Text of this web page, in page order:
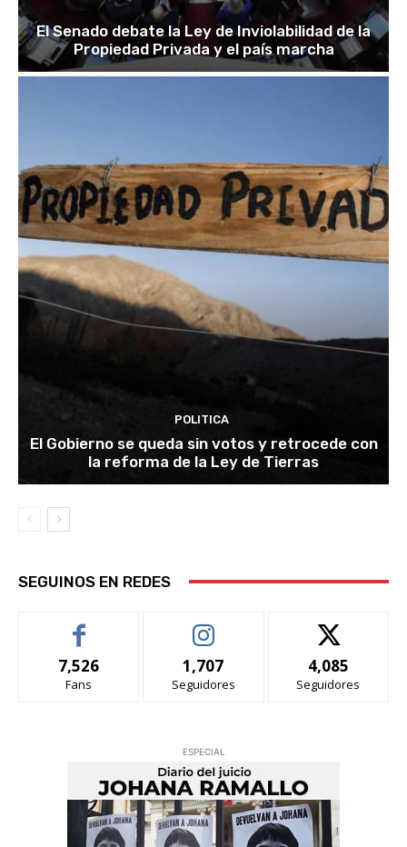
El Senado debate la Ley de Inviolabilidad de la
Propiedad Privada y el país marcha
POLITICA
El Gobierno se queda sin votos y retrocede con
la reforma de la Ley de Tierras
SEGUINOS EN REDES
7,526
Fans
1,707
Seguidores
4,085
Seguidores
ESPECIAL